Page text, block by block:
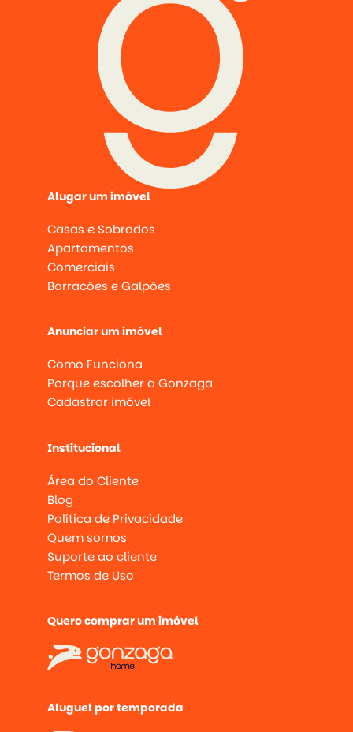
Alugar um imóvel
Casas e Sobrados
Apartamentos
Comerciais
Barracões e Galpões
Anunciar um imóvel
Como Funciona
Porque escolher a Gonzaga
Cadastrar imóvel
Institucional
Área do Cliente
Blog
Política de Privacidade
Quem somos
Suporte ao cliente
Termos de Uso
Quero comprar um imóvel
Aluguel por temporada